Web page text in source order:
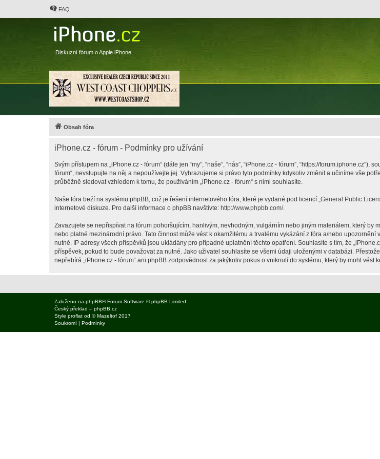
FAQ
Diskuzní fórum o Apple iPhone
Obsah fóra
iPhone.cz - fórum - Podmínky pro užívání
Svým přístupem na „iPhone.cz - fórum“ (dále jen “my”, “naše”, “nás”, “iPhone.cz - fórum”, “https://
fórum“, nevstupujte na něj a nepoužívejte jej. Vyhrazujeme si právo tyto podmínky kdykoliv změnit a učiníme vše
průběžně sledovat vzhledem k tomu, že používáním „iPhone.cz - fórum“ s nimi souhlasíte.
Naše fóra beží na systému phpBB, což je řešení internetového fóra, které je vydané pod licencí „General Public
internetové diskuze. Pro další informace o phpBB navštivte: http://www.phpbb.com/.
Zavazujete se nepřispívat na fórum pohoršujícím, hanlivým, nevhodným, vulgárním nebo jiným materiálem, který by
nebo platné mezinárodní právo. Tato činnost může vést k okamžitému a trvalému vykázání z fóra a/nebo
nutné. IP adresy všech příspěvků jsou ukládány pro případné uplatnění těchto opatření. Souhlasíte s tím, že
příspěvek, pokud to bude považovat za nutné. Jako uživatel souhlasíte se všemi údaji uloženými v databázi.
nepřebírá „iPhone.cz - fórum“ ani phpBB zodpovědnost za jakýkoliv pokus o vniknutí do systému, který by mohl vést
Založeno na phpBB® Forum Software © phpBB Limited
Český překlad – phpBB.cz
Style proflat od ©Mazeltof 2017
Soukromí | Podmínky